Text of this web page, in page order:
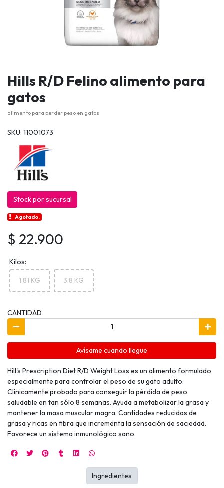
Hills R/D Felino alimento para
gatos
alimento para perder peso en gatos
SKU: 11001073
Stock por sucursal
Agotado.
$ 22.900
Kilos:
1.81 KG 3.8 KG
CANTIDAD
Avísame cuando llegue
Hill's Prescription Diet R/D Weight Loss es un alimento formulado
especialmente para controlar el peso de su gato adulto.
Clínicamente probado para conseguir la pérdida de peso
saludable en tan sólo 8 semanas. Ayuda a metabolizar la grasa y
mantener la masa muscular magra. Cantidades reducidas de
grasa y ricas en fibra que incrementa la sensación de saciedad.
Favorece un sistema inmunológico sano.
Ingredientes